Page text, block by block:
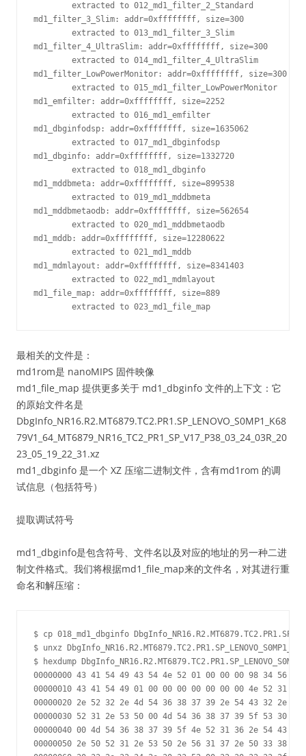
        extracted to 012_md1_filter_2_Standard
md1_filter_3_Slim: addr=0xffffffff, size=300
        extracted to 013_md1_filter_3_Slim
md1_filter_4_UltraSlim: addr=0xffffffff, size=300
        extracted to 014_md1_filter_4_UltraSlim
md1_filter_LowPowerMonitor: addr=0xffffffff, size=300
        extracted to 015_md1_filter_LowPowerMonitor
md1_emfilter: addr=0xffffffff, size=2252
        extracted to 016_md1_emfilter
md1_dbginfodsp: addr=0xffffffff, size=1635062
        extracted to 017_md1_dbginfodsp
md1_dbginfo: addr=0xffffffff, size=1332720
        extracted to 018_md1_dbginfo
md1_mddbmeta: addr=0xffffffff, size=899538
        extracted to 019_md1_mddbmeta
md1_mddbmetaodb: addr=0xffffffff, size=562654
        extracted to 020_md1_mddbmetaodb
md1_mddb: addr=0xffffffff, size=12280622
        extracted to 021_md1_mddb
md1_mdmlayout: addr=0xffffffff, size=8341403
        extracted to 022_md1_mdmlayout
md1_file_map: addr=0xffffffff, size=889
最相关的文件是：
md1rom是 nanoMIPS 固件映像
md1_file_map 提供更多关于 md1_dbginfo 文件的上下文：它
的原始文件名是
DbgInfo_NR16.R2.MT6879.TC2.PR1.SP_LENOVO_S0MP1_K68
79V1_64_MT6879_NR16_TC2_PR1_SP_V17_P38_03_24_03R_20
23_05_19_22_31.xz
md1_dbginfo 是一个 XZ 压缩二进制文件，含有md1rom 的调
试信息（包括符号）
提取调试符号
md1_dbginfo是包含符号、文件名以及对应的地址的另一种二进
制文件格式。我们将根据md1_file_map来的文件名，对其进行重
命名和解压缩：
$ cp 018_md1_dbginfo
$ unxz
$ hexdump
00000000 43 41 54 49 43 54 4e 52 01 00 00 00 98 34 56
00000010 43 41 54 49 01 00 00 00 00 00 00 00 4e 52 31
00000020 2e 52 32 2e 4d 54 36 38 37 39 2e 54 43 32 2e 50
00000030 52 31 2e 53 50 00 4d 54 36 38 37 39 5f 53 30 30
00000040 00 4d 54 36 38 37 39 5f 4e 52 31 36 2e 54 43 32
00000050 2e 50 52 31 2e 53 50 2e 56 31 37 2e 50 33 38 2e